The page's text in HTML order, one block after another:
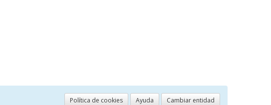
Política de cookies Ayuda Cambiar entidad